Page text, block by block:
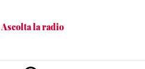
Ascolta la radio